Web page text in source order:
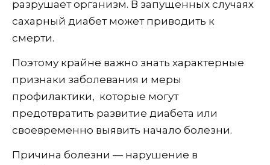
разрушает организм. В запущенных случаях
сахарный диабет может приводить к
смерти.
Поэтому крайне важно знать характерные
признаки заболевания и меры
профилактики, которые могут
предотвратить развитие диабета или
своевременно выявить начало болезни.
Причина болезни — нарушение в